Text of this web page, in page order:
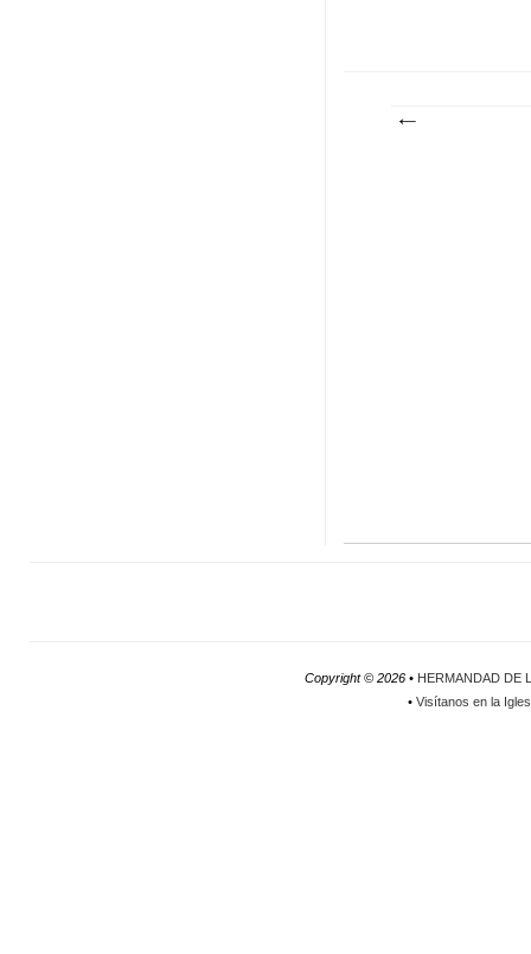
Copyright ©2026 • HERMANDAD DE
•Visítanos en la